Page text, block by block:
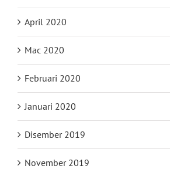
April 2020
Mac 2020
Februari 2020
Januari 2020
Disember 2019
November 2019